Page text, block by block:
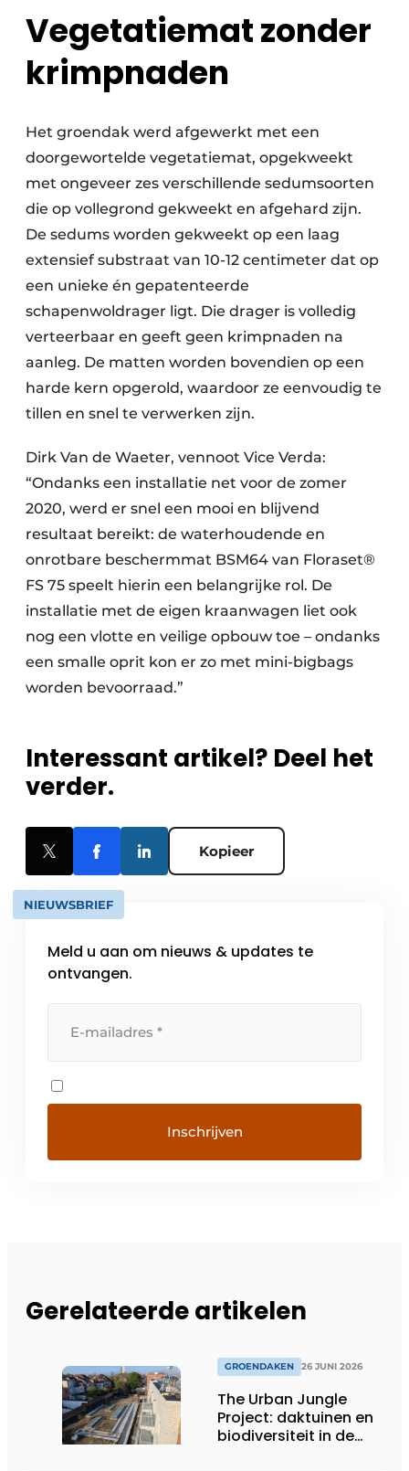
Vegetatiemat zonder
krimpnaden
Het groendak werd afgewerkt met een
doorgewortelde vegetatiemat, opgekweekt
met ongeveer zes verschillende sedumsoorten
die op vollegrond gekweekt en afgehard zijn.
De sedums worden gekweekt op een laag
extensief substraat van 10-12 centimeter dat op
een unieke én gepatenteerde
schapenwoldrager ligt. Die drager is volledig
verteerbaar en geeft geen krimpnaden na
aanleg. De matten worden bovendien op een
harde kern opgerold, waardoor ze eenvoudig te
tillen en snel te verwerken zijn.
Dirk Van de Waeter, vennoot Vice Verda:
“Ondanks een installatie net voor de zomer
2020, werd er snel een mooi en blijvend
resultaat bereikt: de waterhoudende en
onrotbare beschermmat BSM64 van Floraset®
FS 75 speelt hierin een belangrijke rol. De
installatie met de eigen kraanwagen liet ook
nog een vlotte en veilige opbouw toe – ondanks
een smalle oprit kon er zo met mini-bigbags
worden bevoorraad.”
Interessant artikel? Deel het
verder.
Kopieer
NIEUWSBRIEF
Meld u aan om nieuws & updates te
ontvangen.
Gerelateerde artikelen
GROENDAKEN 26 JUNI 2026
The Urban Jungle
Project: daktuinen en
biodiversiteit in de